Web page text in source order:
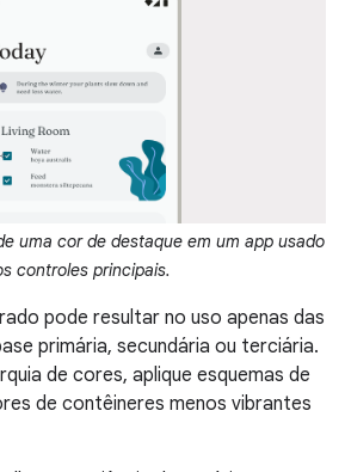
uma cor de destaque em um app usado
controles principais.
pode resultar no uso apenas das
primária, secundária ou terciária.
de cores, aplique esquemas de
de contêineres menos vibrantes